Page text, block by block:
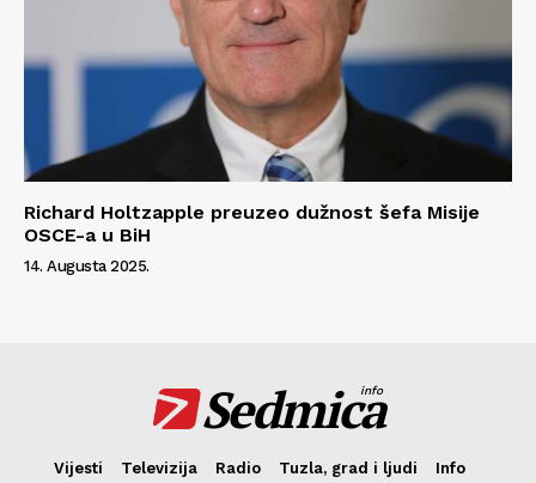
Richard Holtzapple preuzeo dužnost šefa Misije
OSCE-a u BiH
14. Augusta 2025.
Sedmica
info
Vijesti Televizija Radio Tuzla, grad i ljudi
Info